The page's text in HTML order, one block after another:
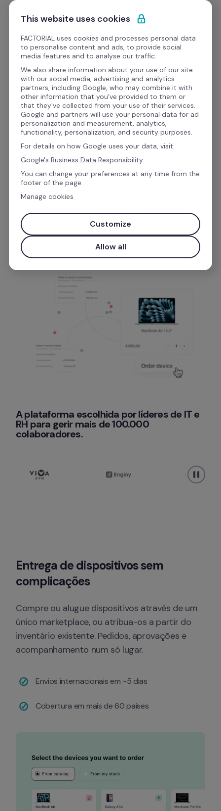
Pular para o conteúdo
Solicitar demonstração
Todos os colaboradores
equipados desde o
primeiro dia
A Factorial IT unifica a gestão de compras,
inventário e offboarding para automatizar a
atribuição e a recuperação de dispositivos
com base nos processos de RH.
Peça uma demo
A plataforma escolhida por líderes de IT e
RH para gerir mais de 100.000
colaboradores.
Entrega de dispositivos sem
complicações
Compre ou alugue dispositivos através de um
único marketplace, ou atribua-os a partir do
inventário existente. Pedidos, aprovações e
acompanhamento num só lugar.
Envios internacionais em ~5 dias
Cobertura em mais de 60 países
This website uses cookies
FACTORIAL uses cookies and processes personal data
to personalise content and ads, to provide social
media features and to analyse our traffic.
We also share information about your use of our site
with our social media, advertising and analytics
partners, including Google, who may combine it with
other information that you've provided to them or
that they've collected from your use of their services.
Google and partners will use your personal data for ad
personalization and measurement, analytics,
functionality, personalization, and security purposes.
For details on how Google uses your data, visit:
Google's Business Data Responsibility.
You can change your preferences at any time from the
footer of the page.
Manage cookies
Customize
Allow all